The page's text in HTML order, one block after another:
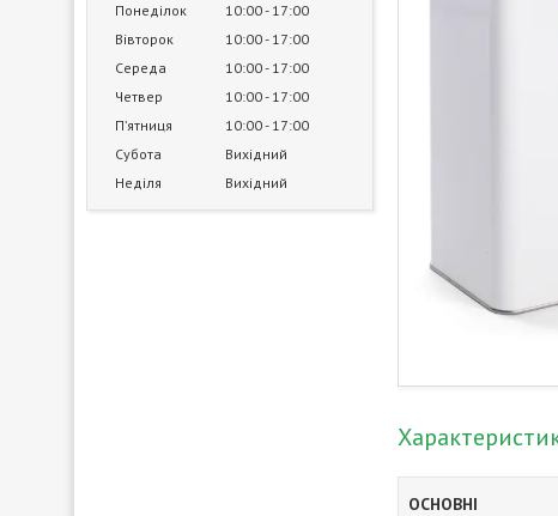
Понеділок 10:00 17:00
Вівторок
10:00 17:00
Середа
10:00 17:00
Четвер
10:00 17:00
Пʼятниця
10:00 17:00
Субота
Вихідний
Неділя
Вихідний
ОСНОВНІ